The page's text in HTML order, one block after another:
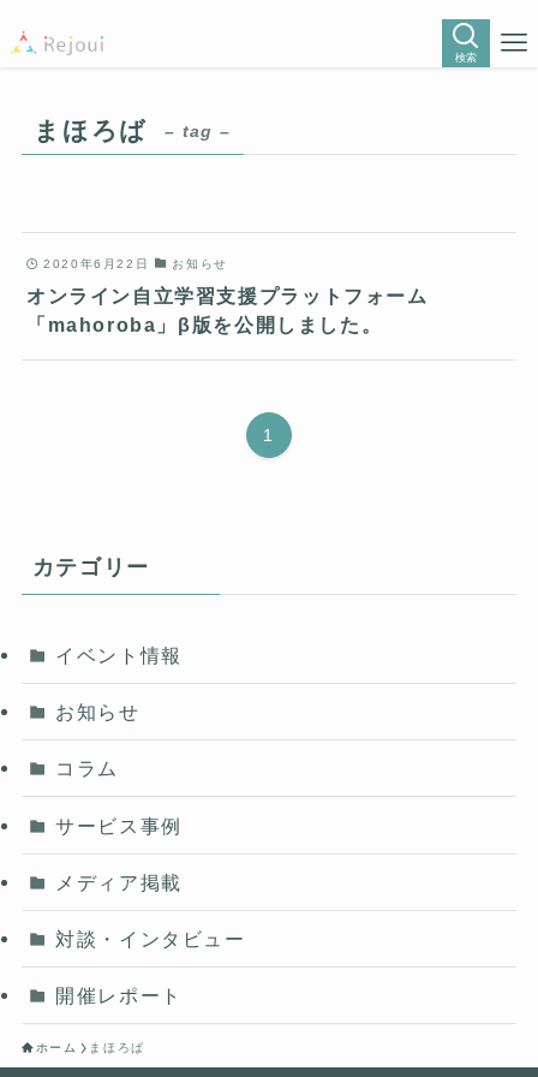
検索
まほろば – tag –
2020年6月22日 お知らせ
オンライン自立学習支援プラットフォーム
「mahoroba」β版を公開しました。
1
カテゴリー
イベント情報
お知らせ
コラム
サービス事例
メディア掲載
対談・インタビュー
開催レポート
ホーム まほろば